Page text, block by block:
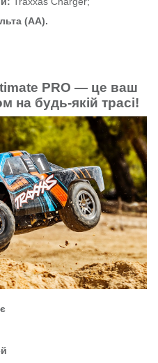
(AA).
PRO — це ваш
на будь-якій трасі!